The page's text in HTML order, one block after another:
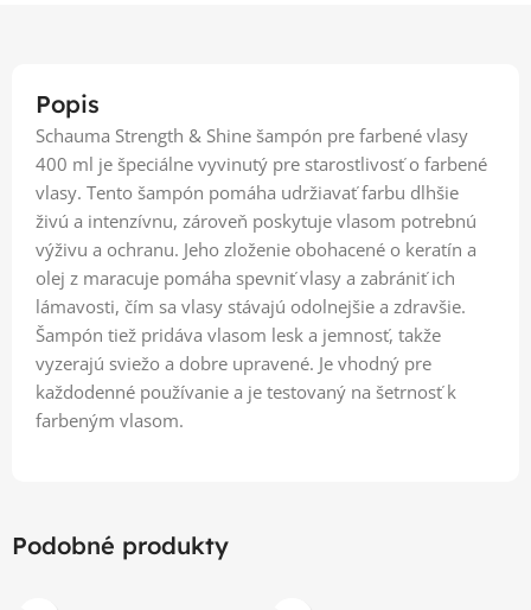
Popis
Schauma Strength & Shine šampón pre farbené vlasy
400 ml je špeciálne vyvinutý pre starostlivosť o farbené
vlasy. Tento šampón pomáha udržiavať farbu dlhšie
živú a intenzívnu, zároveň poskytuje vlasom potrebnú
výživu a ochranu. Jeho zloženie obohacené o keratín a
olej z maracuje pomáha spevniť vlasy a zabrániť ich
lámavosti, čím sa vlasy stávajú odolnejšie a zdravšie.
Šampón tiež pridáva vlasom lesk a jemnosť, takže
vyzerajú sviežo a dobre upravené. Je vhodný pre
každodenné používanie a je testovaný na šetrnosť k
farbeným vlasom.
Podobné produkty